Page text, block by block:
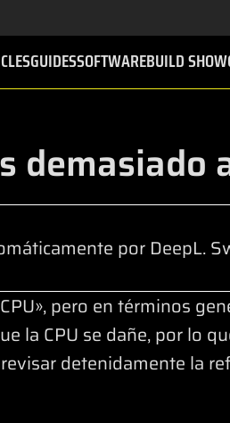
GUIDESSOFTWAREBUILD
demasiado
por DeepL.
pero en términos
la CPU se dañe, por lo
detenidamente la